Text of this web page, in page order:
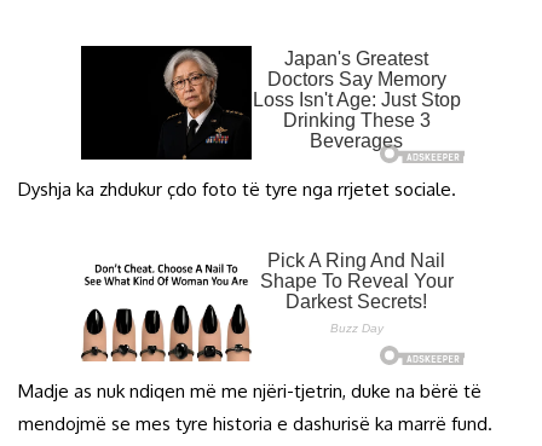
Dyshja ka zhdukur çdo foto të tyre nga rrjetet sociale.
Madje as nuk ndiqen më me njëri-tjetrin, duke na bërë të
mendojmë se mes tyre historia e dashurisë ka marrë fund.